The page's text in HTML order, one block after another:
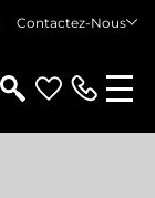
Contactez-Nous